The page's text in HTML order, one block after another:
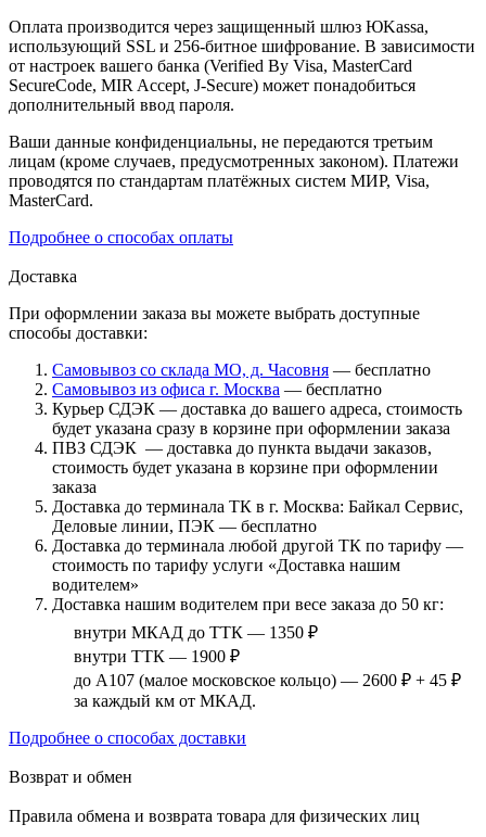
Оплата производится через защищенный шлюз ЮKassa,
использующий SSL и 256-битное шифрование. В зависимости
от настроек вашего банка (Verified By Visa, MasterCard
SecureCode, MIR Accept, J-Secure) может понадобиться
дополнительный ввод пароля.
Ваши данные конфиденциальны, не передаются третьим
лицам (кроме случаев, предусмотренных законом). Платежи
проводятся по стандартам платёжных систем МИР, Visa,
MasterCard.
Подробнее о способах оплаты
Доставка
При оформлении заказа вы можете выбрать доступные
способы доставки:
Самовывоз со склада МО, д. Часовня — бесплатно
Самовывоз из офиса г. Москва — бесплатно
Курьер СДЭК — доставка до вашего адреса, стоимость
будет указана сразу в корзине при оформлении заказа
ПВЗ СДЭК — доставка до пункта выдачи заказов,
стоимость будет указана в корзине при оформлении
заказа
Доставка до терминала ТК в г. Москва: Байкал Сервис,
Деловые линии, ПЭК — бесплатно
Доставка до терминала любой другой ТК по тарифу —
стоимость по тарифу услуги «Доставка нашим
водителем»
Доставка нашим водителем при весе заказа до 50 кг:
внутри МКАД до ТТК — 1350 ₽
внутри ТТК — 1900 ₽
до А107 (малое московское кольцо) — 2600 ₽ + 45 ₽
за каждый км от МКАД.
Подробнее о способах доставки
Возврат и обмен
Правила обмена и возврата товара для физических лиц